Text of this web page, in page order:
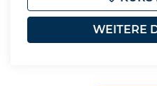
WEITERE